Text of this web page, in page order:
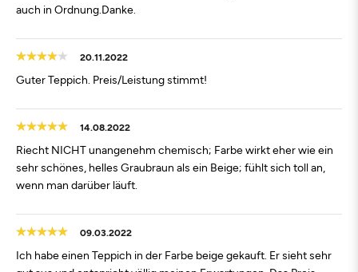
auch in Ordnung.Danke.
20.11.2022
Guter Teppich. Preis/Leistung stimmt!
14.08.2022
Riecht NICHT unangenehm chemisch; Farbe wirkt eher wie ein
sehr schönes, helles Graubraun als ein Beige; fühlt sich toll an,
wenn man darüber läuft.
09.03.2022
Ich habe einen Teppich in der Farbe beige gekauft. Er sieht sehr